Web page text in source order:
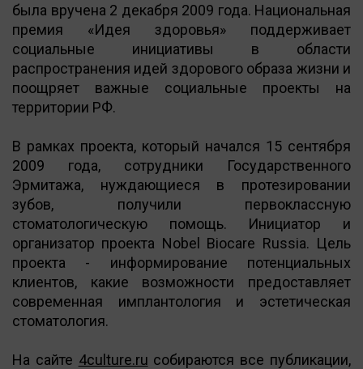
была вручена 2 декабря 2009 года. Национальная
премия «Идея здоровья» поддерживает
социальные инициативы в области
распространения идей здорового образа жизни и
поощряет важные социальные проекты на
территории РФ.
В рамках проекта, который начался 15 сентября
2009 года, сотрудники Государственного
Эрмитажа, нуждающиеся в протезировании
зубов, получили первоклассную
стоматологическую помощь. Инициатор и
организатор проекта Nobel Biocare Russia. Цель
проекта - информирование потенциальных
клиентов, какие возможности предоставляет
современная имплантология и эстетическая
стоматология.
На сайте 4culture.ru собираются все публикации,